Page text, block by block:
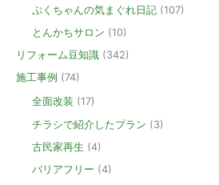
ぷくちゃんの気まぐれ日記 (107)
とんかちサロン (10)
リフォーム豆知識 (342)
施工事例 (74)
全面改装 (17)
チラシで紹介したプラン (3)
古民家再生 (4)
バリアフリー (4)